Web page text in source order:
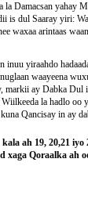
Damacsan yahay
is dul Saaray yiri:
waxaa arintaas
inuu yiraahdo
waayeena
ay Dabka Dul
la hadlo
Qancisay in ay
ah 19, 20,21
xaga Qoraalka ah